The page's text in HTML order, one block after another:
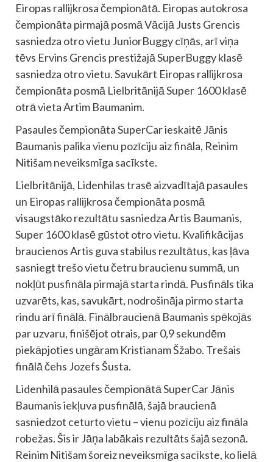
Eiropas rallijkrosa čempionātā. Eiropas autokrosa
čempionāta pirmajā posmā Vācijā Justs Grencis
sasniedza otro vietu JuniorBuggy cīņās, arī viņa
tēvs Ervins Grencis prestižajā SuperBuggy klasē
sasniedza otro vietu. Savukārt Eiropas rallijkrosa
čempionāta posmā Lielbritānijā Super 1600 klasē
otrā vieta Artim Baumanim.
Pasaules čempionāta SuperCar ieskaitē Jānis
Baumanis palika vienu pozīciju aiz fināla, Reinim
Nitišam neveiksmīga sacīkste.
Lielbritānijā, Lidenhilas trasē aizvadītajā pasaules
un Eiropas rallijkrosa čempionāta posmā
visaugstāko rezultātu sasniedza Artis Baumanis,
Super 1600 klasē gūstot otro vietu. Kvalifikācijas
braucienos Artis guva stabilus rezultātus, kas ļāva
sasniegt trešo vietu četru braucienu summā, un
nokļūt pusfināla pirmajā starta rindā. Pusfināls tika
uzvarēts, kas, savukārt, nodrošināja pirmo starta
rindu arī finālā. Finālbraucienā Baumanis spēkojās
par uzvaru, finišējot otrais, par 0,9 sekundēm
piekāpjoties ungāram Kristianam Šžabo. Trešais
finālā čehs Jozefs Šusta.
Lidenhilā pasaules čempionātā SuperCar Jānis
Baumanis iekļuva pusfinālā, šajā braucienā
sasniedzot ceturto vietu – vienu pozīciju aiz fināla
robežas. Šis ir Jāņa labākais rezultāts šajā sezonā.
Reinim Nitišam šoreiz neveiksmīga sacīkste, ko lielā